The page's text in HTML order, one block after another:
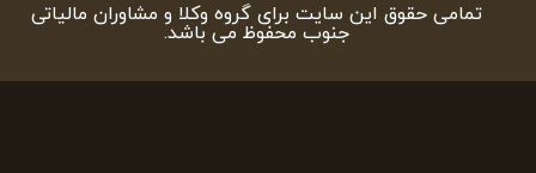
تمامی حقوق این سایت برای گروه وکلا و مشاوران مالیاتی
جنوب محفوظ می باشد.